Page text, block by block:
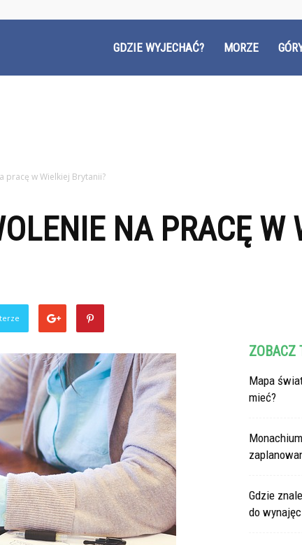
GDZIE WYJECHAĆ? MORZE
pracę w Wielkiej Brytanii?
NA PRACĘ W
ZOBACZ
Mapa
mieć?
Gdzie
do